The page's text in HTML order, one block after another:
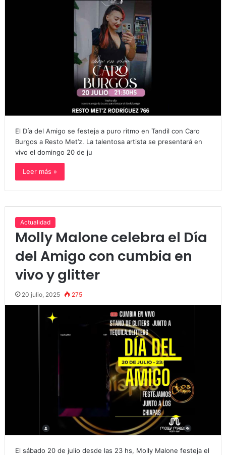
El Día del Amigo se festeja a puro ritmo en Tandil con Caro
Burgos a Resto Met’z. La talentosa artista se presentará en
vivo el domingo 20 de ju
Leer más »
Actualidad
Molly Malone celebra el Día
del Amigo con cumbia en
vivo y glitter
20 julio, 2025 275
El sábado 20 de julio desde las 23 hs, Molly Malone festeja el